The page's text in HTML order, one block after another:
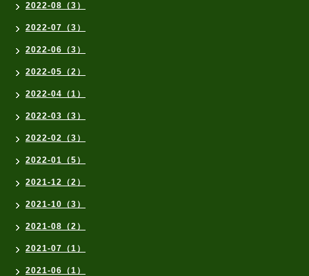
2022-08（3）
2022-07（3）
2022-06（3）
2022-05（2）
2022-04（1）
2022-03（3）
2022-02（3）
2022-01（5）
2021-12（2）
2021-10（3）
2021-08（2）
2021-07（1）
2021-06（1）